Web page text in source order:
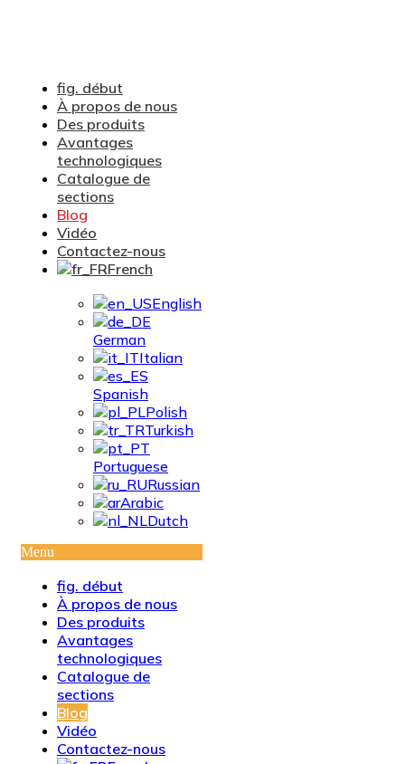
fig. début
À propos de nous
Des produits
Avantages
technologiques
Catalogue de
sections
Blog
Vidéo
Contactez-nous
French
English
German
Italian
Spanish
Polish
Turkish
Portuguese
Russian
Arabic
Dutch
Menu
fig. début
À propos de nous
Des produits
Avantages
technologiques
Catalogue de
sections
Blog
Vidéo
Contactez-nous